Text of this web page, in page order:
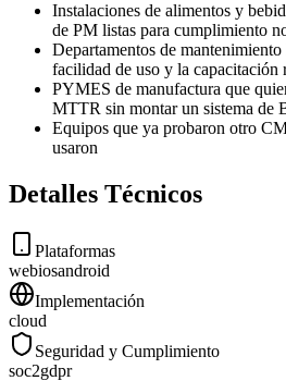
Instalaciones de alimentos y
de PM listas para cumplimiento
Departamentos de
facilidad de uso y la capacitación
PYMES de manufactura que
MTTR sin montar un sistema de
Equipos que ya probaron otro
usaron
Detalles Técnicos
Plataformas
webiosandroid
Implementación
cloud
Seguridad y Cumplimiento
soc2gdpr